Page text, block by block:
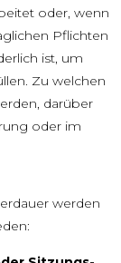
oder, wenn
Pflichten
ist, um
Zu welchen
darüber
oder im
werden